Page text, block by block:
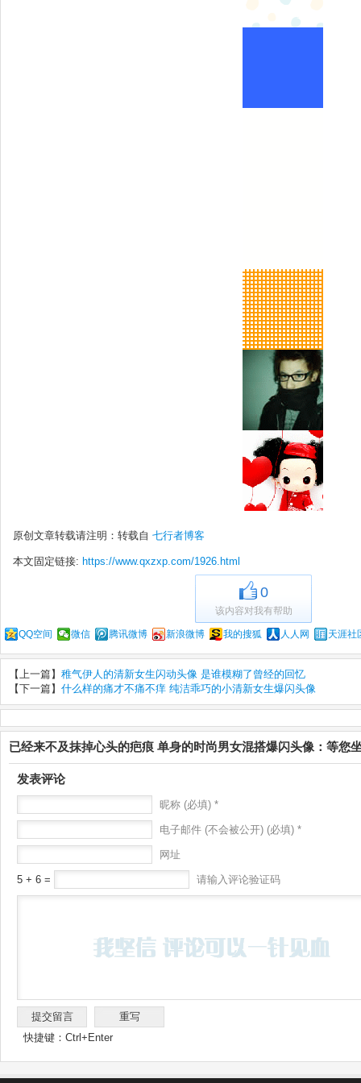
原创文章转载请注明：转载自 七行者博客
本文固定链接: https://www.qxzxp.com/1926.html
0
该内容对我有帮助
QQ空间 微信 腾讯微博 新浪微博 我的搜狐 人人网 天涯社
【上一篇】 稚气伊人的清新女生闪动头像 是谁模糊了曾经的回忆
【下一篇】 什么样的痛才不痛不痒 纯洁乖巧的小清新女生爆闪头像
已经来不及抹掉心头的疤痕 单身的时尚男女混搭爆闪头像：等您
发表评论
昵称 (必填) *
电子邮件 (不会被公开) (必填) *
网址
5 + 6 = 请输入评论验证码
快捷键：Ctrl+Enter